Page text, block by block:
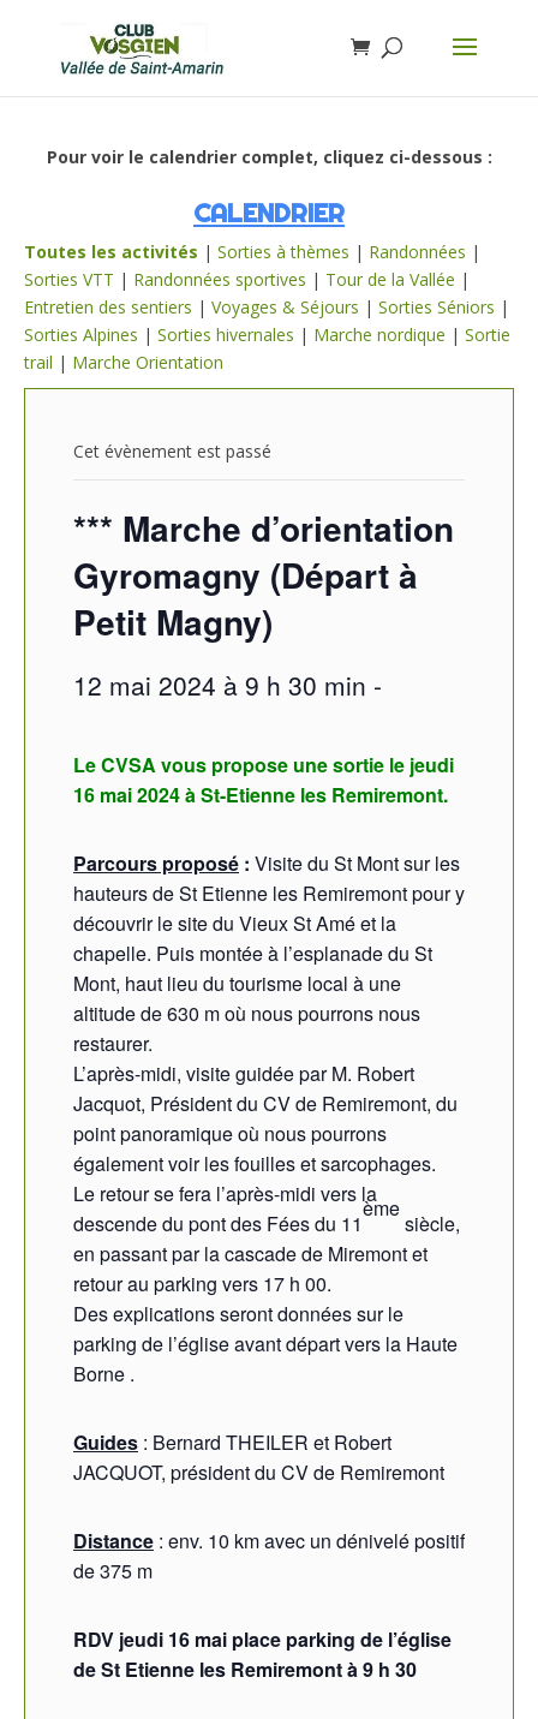
Pour voir le calendrier complet, cliquez ci-dessous :
CALENDRIER
Toutes les activités | Sorties à thèmes | Randonnées |
Sorties VTT | Randonnées sportives | Tour de la Vallée |
Entretien des sentiers | Voyages & Séjours | Sorties Séniors |
Sorties Alpines | Sorties hivernales | Marche nordique | Sortie
trail | Marche Orientation
Cet évènement est passé
*** Marche d’orientation
Gyromagny (Départ à
Petit Magny)
12 mai 2024 à 9 h 30 min -
Le CVSA vous propose une sortie le jeudi
16 mai 2024 à St-Etienne les Remiremont.
Parcours proposé : Visite du St Mont sur les
hauteurs de St Etienne les Remiremont pour y
découvrir le site du Vieux St Amé et la
chapelle. Puis montée à l’esplanade du St
Mont, haut lieu du tourisme local à une
altitude de 630 m où nous pourrons nous
restaurer.
L’après-midi, visite guidée par M. Robert
Jacquot, Président du CV de Remiremont, du
point panoramique où nous pourrons
également voir les fouilles et sarcophages.
Le retour se fera l’après-midi vers la
descende du pont des Fées du 11
ème
siècle,
en passant par la cascade de Miremont et
retour au parking vers 17 h 00.
Des explications seront données sur le
parking de l’église avant départ vers la Haute
Borne .
Guides : Bernard THEILER et Robert
JACQUOT, président du CV de Remiremont
Distance : env. 10 km avec un dénivelé positif
de 375 m
RDV jeudi 16 mai place parking de l’église
de St Etienne les Remiremont à 9 h 30